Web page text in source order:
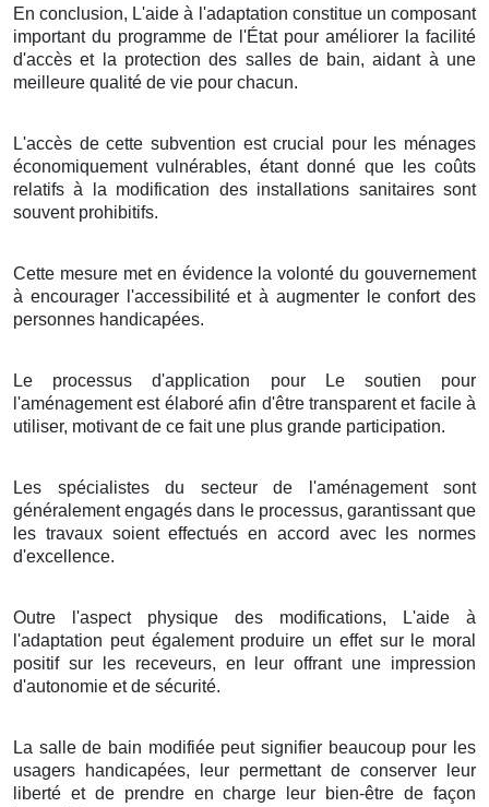
En conclusion, L'aide à l'adaptation constitue un composant
important du programme de l'État pour améliorer la facilité
d'accès et la protection des salles de bain, aidant à une
meilleure qualité de vie pour chacun.
L'accès de cette subvention est crucial pour les ménages
économiquement vulnérables, étant donné que les coûts
relatifs à la modification des installations sanitaires sont
souvent prohibitifs.
Cette mesure met en évidence la volonté du gouvernement
à encourager l'accessibilité et à augmenter le confort des
personnes handicapées.
Le processus d'application pour Le soutien pour
l'aménagement est élaboré afin d'être transparent et facile à
utiliser, motivant de ce fait une plus grande participation.
Les spécialistes du secteur de l'aménagement sont
généralement engagés dans le processus, garantissant que
les travaux soient effectués en accord avec les normes
d'excellence.
Outre l'aspect physique des modifications, L'aide à
l'adaptation peut également produire un effet sur le moral
positif sur les receveurs, en leur offrant une impression
d'autonomie et de sécurité.
La salle de bain modifiée peut signifier beaucoup pour les
usagers handicapées, leur permettant de conserver leur
liberté et de prendre en charge leur bien-être de façon